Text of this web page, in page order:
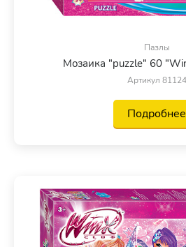
Пазлы
Мозаика "puzzle" 60
Артикул 81124
Подробнее